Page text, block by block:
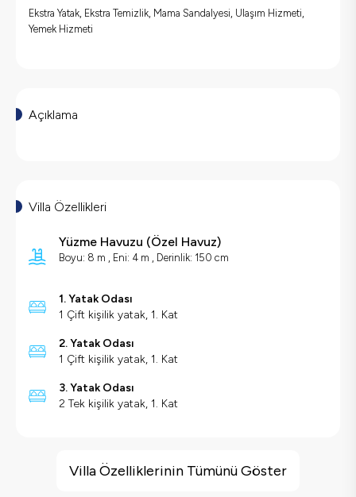
Ekstra Yatak, Ekstra Temizlik, Mama Sandalyesi, Ulaşım Hizmeti,
Yemek Hizmeti
Açıklama
Villa Özellikleri
Yüzme Havuzu (Özel Havuz)
Boyu: 8 m , Eni: 4 m , Derinlik: 150 cm
1. Yatak Odası
1 Çift kişilik yatak, 1. Kat
2. Yatak Odası
1 Çift kişilik yatak, 1. Kat
3. Yatak Odası
2 Tek kişilik yatak, 1. Kat
Geniş Ailelere Uygun
Villa Özelliklerinin Tümünü Göster